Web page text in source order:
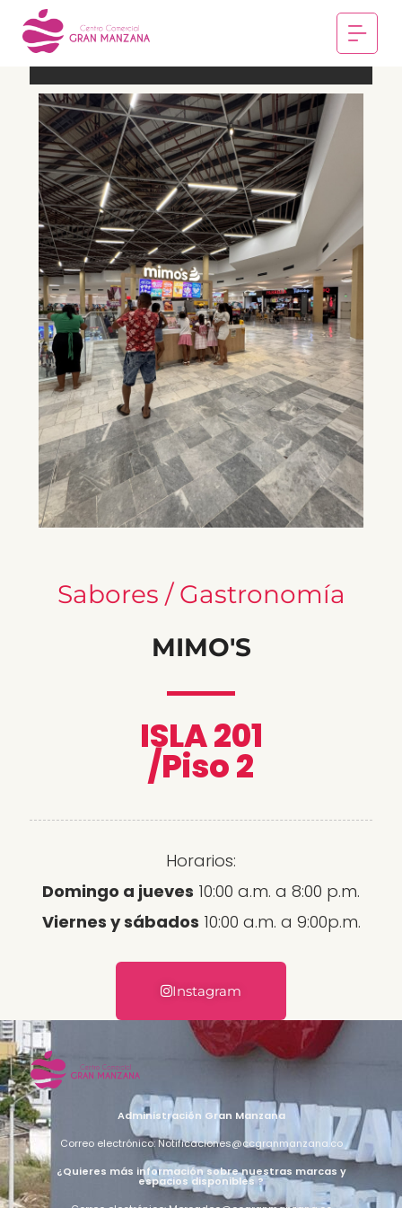
Sabores / Gastronomía
MIMO'S
ISLA 201
/Piso 2
Horarios:
Domingo a jueves 10:00 a.m. a 8:00 p.m.
Viernes y sábados 10:00 a.m. a 9:00p.m.
Instagram
Administración Gran Manzana
Correo electrónico: Notificaciones@ccgranmanzana.co
¿Quieres más información sobre nuestras marcas y
espacios disponibles ?